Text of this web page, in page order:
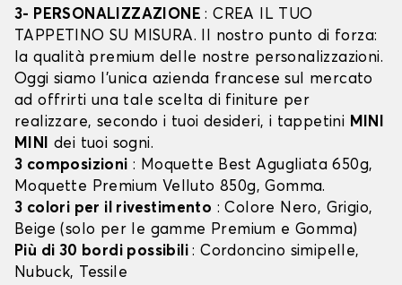
3- PERSONALIZZAZIONE: CREA IL TUO
TAPPETINO SU MISURA. Il nostro punto di forza:
la qualità premium delle nostre personalizzazioni.
Oggi siamo l’unica azienda francese sul mercato
ad offrirti una tale scelta di finiture per
realizzare, secondo i tuoi desideri, i tappetini MINI
MINI dei tuoi sogni.
3 composizioni : Moquette Best Agugliata 650g,
Moquette Premium Velluto 850g, Gomma.
3 colori per il rivestimento : Colore Nero, Grigio,
Beige (solo per le gamme Premium e Gomma)
Più di 30 bordi possibili: Cordoncino simipelle,
Nubuck, Tessile